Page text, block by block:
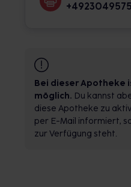
Bei dieser Apotheke
möglich. Du kannst
diese Apotheke zu
per E-Mail informiert,
zur Verfügung steht.